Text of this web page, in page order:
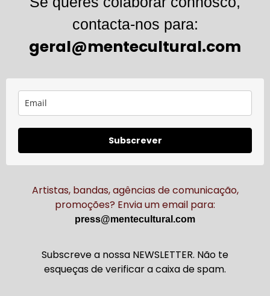
contacta-nos para:
geral@mentecultural.com
Subscrever
Artistas, bandas, agências de comunicação,
promoções? Envia um email para:
press@mentecultural.com
Subscreve a nossa NEWSLETTER. Não te
esqueças de verificar a caixa de spam.